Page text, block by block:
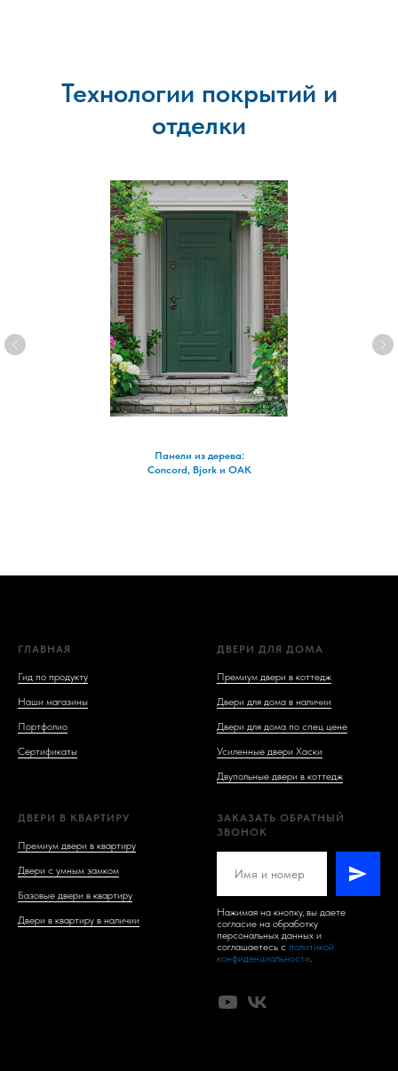
Технологии покрытий и
отделки
Панели из дерева:
Concord, Bjork и OAK
ГЛАВНАЯ
Гид по продукту
Наши магазины
Портфолио
Сертификаты
ДВЕРИ ДЛЯ ДОМА
Премиум двери в коттедж
Двери для дома в наличии
Двери для дома по спец цене
Усиленные двери Хаски
Двупольные двери в коттедж
ДВЕРИ В КВАРТИРУ
Премиум двери в квартиру
Двери с умным замком
Базовые двери в квартиру
Двери в квартиру в наличии
ЗАКАЗАТЬ ОБРАТНЫЙ
ЗВОНОК
Нажимая на кнопку, вы даете
согласие на обработку
персональных данных и
соглашаетесь c политикой
конфиденциальности.